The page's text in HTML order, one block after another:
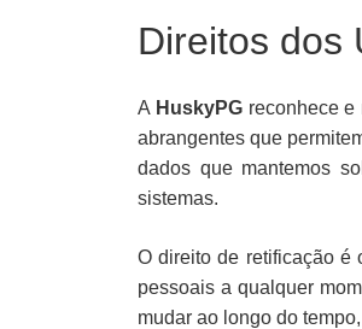
Direitos dos
A HuskyPGreconhece e
abrangentes que
dados que mantemos
sistemas.
O direito de retificação é
pessoais a qualquer
mudar ao longo do